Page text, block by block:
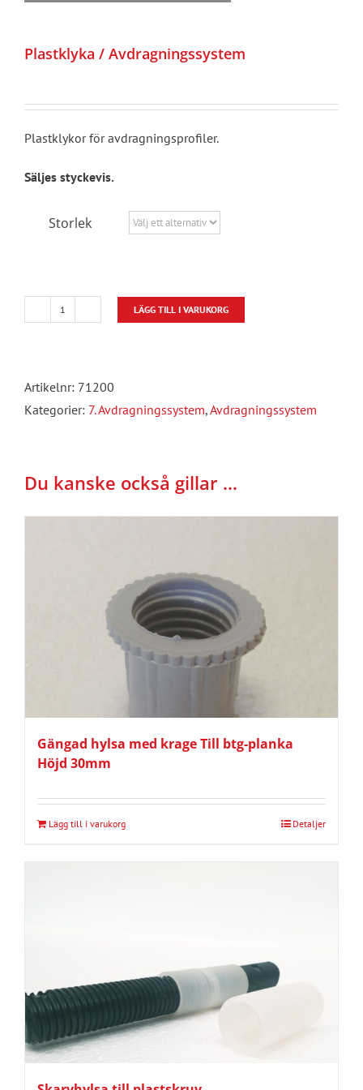
Plastklyka / Avdragningssystem
Plastklykor för avdragningsprofiler.
Säljes styckevis.
Storlek
Plastklyka
mängd
LÄGG TILL I VARUKORG
Artikelnr: 71200
Kategorier: 7. Avdragningssystem,Avdragningssystem
Du kanske också gillar …
Gängad hylsa med krage Till btg-planka
Höjd 30mm
Lägg till i varukorg Detaljer